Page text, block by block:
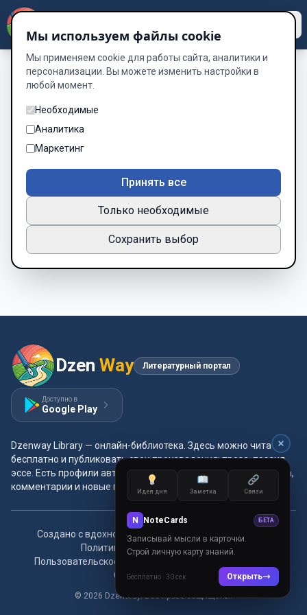
Dzen Way Литературный портал
Доступно в
Google Play
Dzenway Library — онлайн-библиотека. Здесь можно читать
бесплатно и публиковать свои произведения: проза, поэзия,
эссе. Есть профили авторов, жанры и метки, удобная читалка,
комментарии и новые главы каждый день.
Создано с вдохновением для читателей и авторов.
Политика конфиденциальности
Пользовательское соглашение
Связаться с нами
© 2026 DzenWay. Все права защищены.
Идея дня Заметка Связи
N NoteCards БЕТА
Записывай мысли в карточки.
Строй личную карту знаний.
Бесплатно · 30 сек Открыть
Мы используем файлы cookie
Мы применяем cookie для работы сайта, аналитики и
персонализации. Вы можете изменить настройки в
любой момент.
Необходимые
Аналитика
Маркетинг
Принять все
Только необходимые
Сохранить выбор